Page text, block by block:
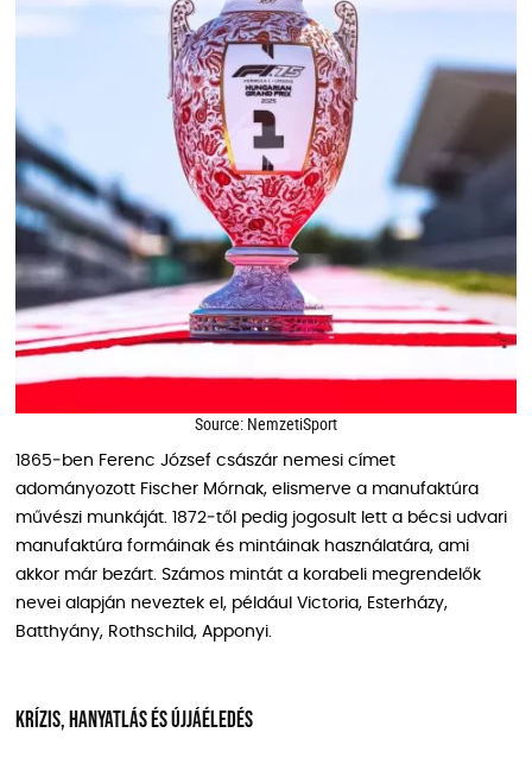
Source: NemzetiSport
1865‑ben Ferenc József császár nemesi címet
adományozott Fischer Mórnak, elismerve a manufaktúra
művészi munkáját. 1872‑től pedig jogosult lett a bécsi udvari
manufaktúra formáinak és mintáinak használatára, ami
akkor már bezárt. Számos mintát a korabeli megrendelők
nevei alapján neveztek el, például Victoria, Esterházy,
Batthyány, Rothschild, Apponyi.
Krízis, hanyatlás és újjáéledés